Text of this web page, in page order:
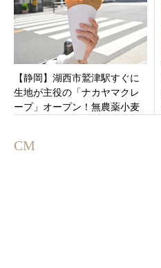
【静岡】湖西市鷲津駅すぐに
生地が主役の「ナカヤマクレ
ープ」オープン！無農薬小麦
CM